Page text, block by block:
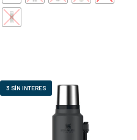
3 SÍN INTERES